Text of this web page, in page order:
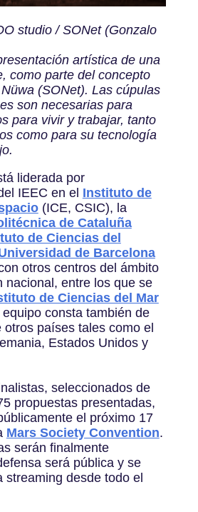
studio / SONet (Gonzalo
artística de una
como parte del concepto
(SONet). Las cúpulas
son necesarias para
para vivir y trabajar, tanto
como para su tecnología
liderada por
IEEC en el Instituto de
(ICE, CSIC), la
de Cataluña
de Ciencias del
de Barcelona
otros centros del ámbito
nacional, entre los que se
de Ciencias del Mar
consta también de
otros países tales como el
Estados Unidos y
seleccionados de
propuestas presentadas,
el próximo 17
Mars Society Convention.
serán finalmente
será pública y se
streaming desde todo el